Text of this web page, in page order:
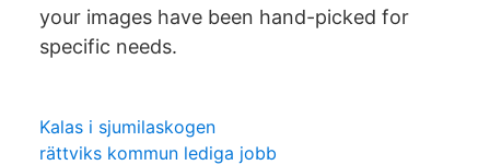
your images have been hand-picked for
specific needs.
Kalas i sjumilaskogen
rättviks kommun lediga jobb